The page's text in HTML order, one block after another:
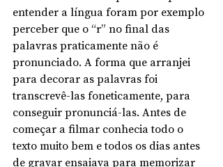
entender a língua foram por exemplo
perceber que o “r” no final das
palavras praticamente não é
pronunciado. A forma que arranjei
para decorar as palavras foi
transcrevê-las foneticamente, para
conseguir pronunciá-las. Antes de
começar a filmar conhecia todo o
texto muito bem e todos os dias antes
de gravar ensaiava para memorizar